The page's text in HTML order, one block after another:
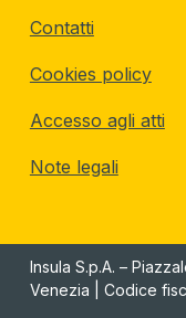
Contatti
Cookies policy
Accesso agli atti
Note legali
Insula S.p.A. –
Venezia | Codice